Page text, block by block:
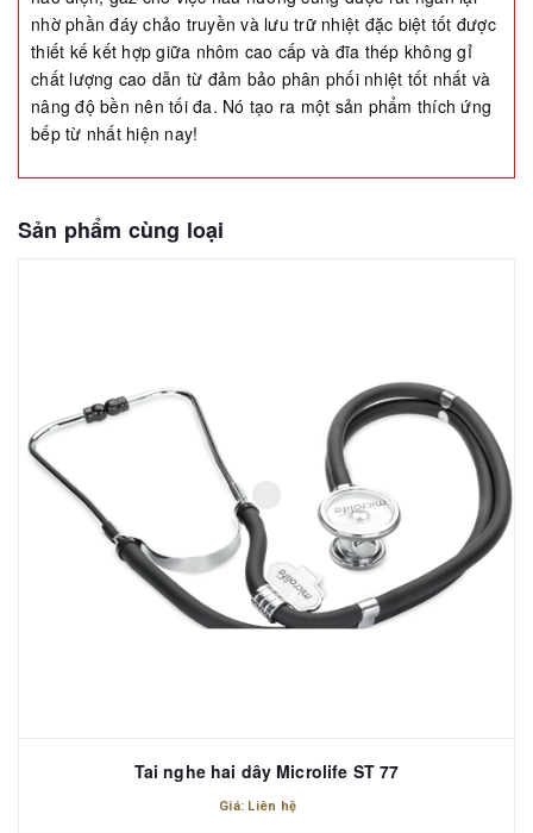
nhờ phần đáy chảo truyền và lưu trữ nhiệt đặc biệt tốt được
thiết kế kết hợp giữa nhôm cao cấp và đĩa thép không gỉ
chất lượng cao dẫn từ đảm bảo phân phối nhiệt tốt nhất và
nâng độ bền nên tối đa. Nó tạo ra một sản phẩm thích ứng
bếp từ nhất hiện nay!
Sản phẩm cùng loại
Tai nghe hai dây Microlife ST 77
Giá: Liên hệ